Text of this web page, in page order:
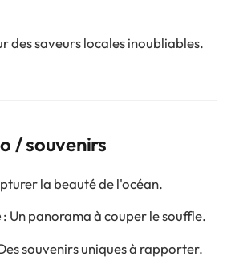
des saveurs locales inoubliables.
/ souvenirs
la beauté de l'océan.
: Un panorama à couper le souffle.
souvenirs uniques à rapporter.